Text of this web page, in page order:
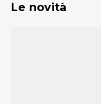
Le novità